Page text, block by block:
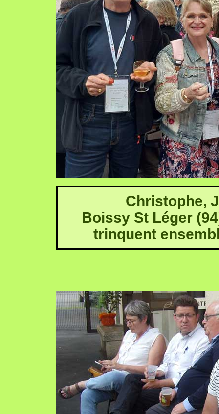
Christophe,
Boissy St Léger
trinquent